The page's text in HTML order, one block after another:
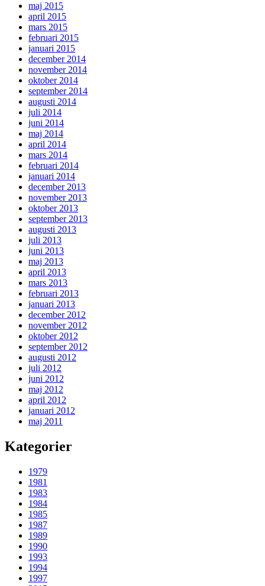
maj 2015
april 2015
mars 2015
februari 2015
januari 2015
december 2014
november 2014
oktober 2014
september 2014
augusti 2014
juli 2014
juni 2014
maj 2014
april 2014
mars 2014
februari 2014
januari 2014
december 2013
november 2013
oktober 2013
september 2013
augusti 2013
juli 2013
juni 2013
maj 2013
april 2013
mars 2013
februari 2013
januari 2013
december 2012
november 2012
oktober 2012
september 2012
augusti 2012
juli 2012
juni 2012
maj 2012
april 2012
januari 2012
maj 2011
Kategorier
1979
1981
1983
1984
1985
1987
1989
1990
1993
1994
1997